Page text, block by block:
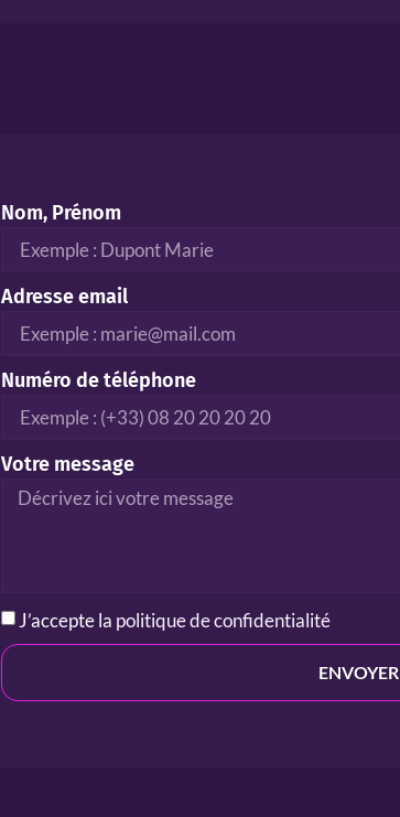
Nom, Prénom
Adresse email
Numéro de téléphone
Votre message
J’accepte la politique de confidentialité
ENVOYER